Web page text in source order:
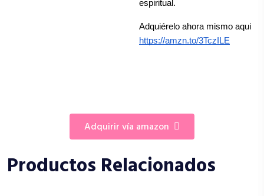
espiritual.
https://amzn.to/3TczILE
adquirir vía amazon
Productos Relacionados